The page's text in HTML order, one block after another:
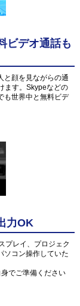
ビデオ通話も
と顔を見ながらの通
ます。Skypeなどの
も世界中と無料ビデ
力OK
プレイ、プロジェク
ソコン操作していた
でご準備ください